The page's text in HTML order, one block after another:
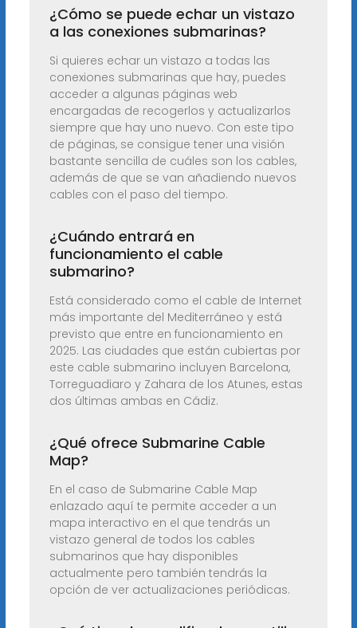
¿Cómo se puede echar un vistazo
a las conexiones submarinas?
Si quieres echar un vistazo a todas las
conexiones submarinas que hay, puedes
acceder a algunas páginas web
encargadas de recogerlos y actualizarlos
siempre que hay uno nuevo. Con este tipo
de páginas, se consigue tener una visión
bastante sencilla de cuáles son los cables,
además de que se van añadiendo nuevos
cables con el paso del tiempo.
¿Cuándo entrará en
funcionamiento el cable
submarino?
Está considerado como el cable de Internet
más importante del Mediterráneo y está
previsto que entre en funcionamiento en
2025. Las ciudades que están cubiertas por
este cable submarino incluyen Barcelona,
Torreguadiaro y Zahara de los Atunes, estas
dos últimas ambas en Cádiz.
¿Qué ofrece Submarine Cable
Map?
En el caso de Submarine Cable Map
enlazado aquí te permite acceder a un
mapa interactivo en el que tendrás un
vistazo general de todos los cables
submarinos que hay disponibles
actualmente pero también tendrás la
opción de ver actualizaciones periódicas.